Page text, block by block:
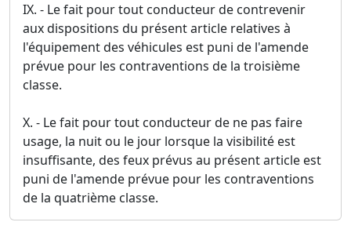
IX. - Le fait pour tout conducteur de contrevenir
aux dispositions du présent article relatives à
l'équipement des véhicules est puni de l'amende
prévue pour les contraventions de la troisième
classe.
X. - Le fait pour tout conducteur de ne pas faire
usage, la nuit ou le jour lorsque la visibilité est
insuffisante, des feux prévus au présent article est
puni de l'amende prévue pour les contraventions
de la quatrième classe.